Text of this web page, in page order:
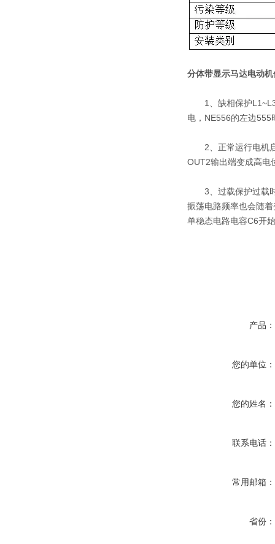
分体带显示马达电动
1、缺相保护L1~L3.
电，NE556的左边555
2、正常运行电机启
OUT2输出端变成高电
3、过载保护过载时
振荡电路频率也会随
单稳态电路电容C6开
产品：
您的单位：
您的姓名：
联系电话：
常用邮箱：
省份：